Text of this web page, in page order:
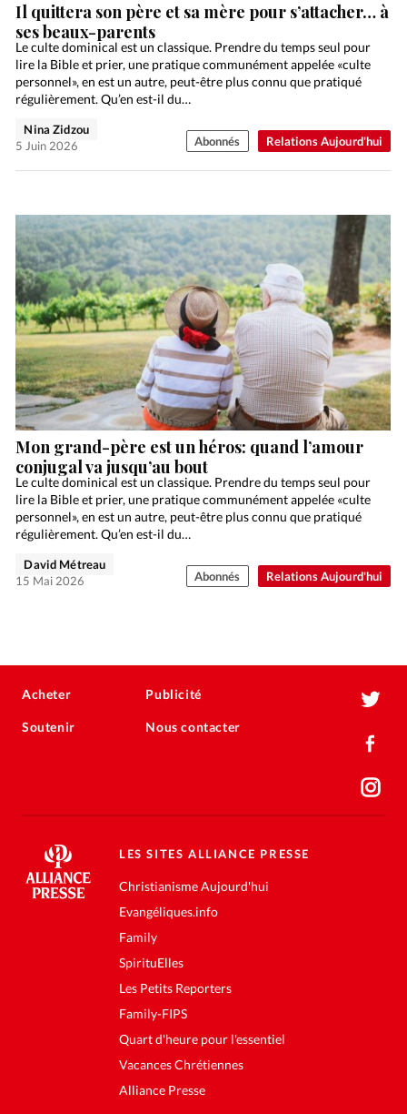
Relations Aujourd'hui
Il quittera son père et sa mère pour s’attacher… à
ses beaux-parents
Le culte dominical est un classique. Prendre du temps seul pour
lire la Bible et prier, une pratique communément appelée «culte
personnel», en est un autre, peut-être plus connu que pratiqué
régulièrement. Qu’en est-il du…
Nina Zidzou
5 Juin 2026
Abonnés
Relations Aujourd'hui
Mon grand-père est un héros: quand l’amour
conjugal va jusqu’au bout
Le culte dominical est un classique. Prendre du temps seul pour
lire la Bible et prier, une pratique communément appelée «culte
personnel», en est un autre, peut-être plus connu que pratiqué
régulièrement. Qu’en est-il du…
David Métreau
15 Mai 2026
Abonnés
Acheter
Soutenir
Publicité
Nous contacter
LES SITES ALLIANCE PRESSE
Christianisme Aujourd'hui
Evangéliques.info
Family
SpirituElles
Les Petits Reporters
Family-FIPS
Quart d'heure pour l'essentiel
Vacances Chrétiennes
Alliance Presse